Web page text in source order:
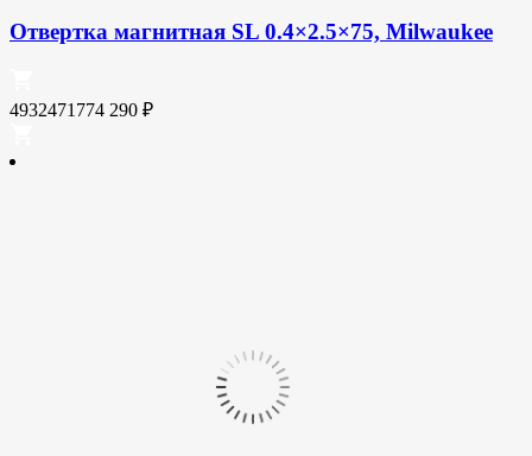
Отвертка магнитная SL 0.4×2.5×75, Milwaukee
4932471774 290 ₽